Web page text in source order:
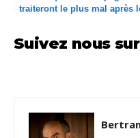
traiteront le plus mal après
Suivez nous